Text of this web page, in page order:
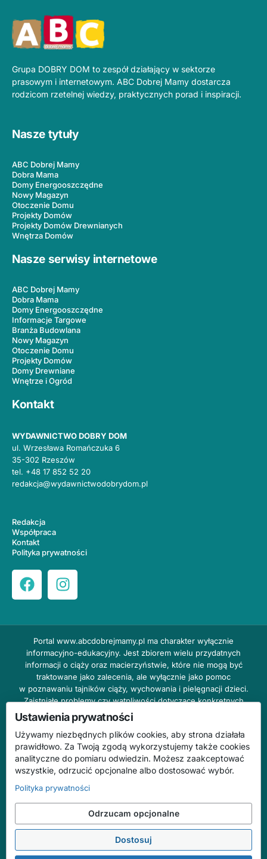
Grupa DOBRY DOM to zespół działający w sektorze
prasowym i internetowym. ABC Dobrej Mamy dostarcza
rodzicom rzetelnej wiedzy, praktycznych porad i inspiracji.
Nasze tytuły
ABC Dobrej Mamy
Dobra Mama
Domy Energooszczędne
Nowy Magazyn
Otoczenie Domu
Projekty Domów
Projekty Domów Drewnianych
Wnętrza Domów
Nasze serwisy internetowe
ABC Dobrej Mamy
Dobra Mama
Domy Energooszczędne
Informacje Targowe
Branża Budowlana
Nowy Magazyn
Otoczenie Domu
Projekty Domów
Domy Drewniane
Wnętrze i Ogród
Kontakt
WYDAWNICTWO DOBRY DOM
ul. Wrzesława Romańczuka 6
35-302 Rzeszów
tel. +48 17 852 52 20
redakcja@wydawnictwodobrydom.pl
Redakcja
Współpraca
Kontakt
Polityka prywatności
Portal www.abcdobrejmamy.pl ma charakter wyłącznie
informacyjno-edukacyjny. Jest zbiorem wielu przydatnych
informacji o ciąży oraz macierzyństwie, które nie mogą być
traktowane jako zalecenia, ale wyłącznie jako pomoc
w poznawaniu tajników ciąży, wychowania i pielęgnacji dzieci.
Zaistniałe problemy czy wątpliwości dotyczące konkretnych
przypadków należy bezzwłocznie konsultować z prowadzącym
lekarzem ginekologiem lub innym stosownym specjalistą w danej
dziedzinie. DOBRY DOM nie odpowiada za treść reklam,
nie ponosi również żadnych konsekwencji prawnych ani
odpowiedzialności za następstwa mogące wyniknąć na skutek
zastosowania podanych informacji bez wcześniejszej konsultacji
Na stronie abcdobrejmamy.pl mogą występować wpisy
o charakterze reklamowym.
© 2026 ABC Dobrej Mamy. Wszelkie prawa zastrzeżone.
Ustawienia prywatności
Używamy niezbędnych plików cookies, aby strona działała
prawidłowo. Za Twoją zgodą wykorzystujemy także cookies
analityczne do pomiaru odwiedzin. Możesz zaakceptować
wszystkie, odrzucić opcjonalne albo dostosować wybór.
Polityka prywatności
Odrzucam opcjonalne
Dostosuj